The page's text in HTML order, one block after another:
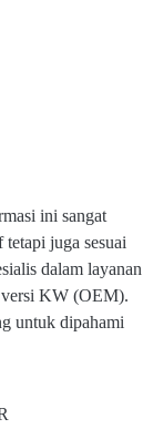
ini sangat
juga sesuai
dalam layanan
versi KW (OEM).
untuk dipahami